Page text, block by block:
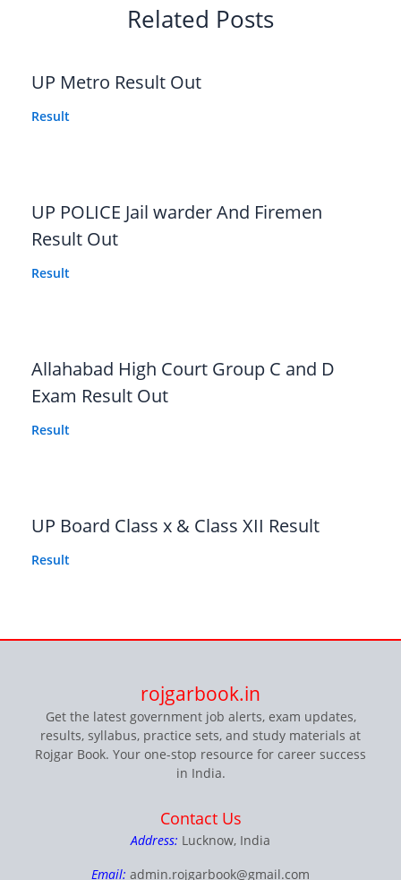
Related Posts
UP Metro Result Out
Result
UP POLICE Jail warder And Firemen
Result Out
Result
Allahabad High Court Group C and D
Exam Result Out
Result
UP Board Class x & Class XII Result
Result
rojgarbook.in
Get the latest government job alerts, exam updates,
results, syllabus, practice sets, and study materials at
Rojgar Book. Your one-stop resource for career success
in India.
Contact Us
Address: Lucknow, India
Email: admin.rojgarbook@gmail.com